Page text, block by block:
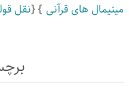
مینیمال های قرآنی
نقل